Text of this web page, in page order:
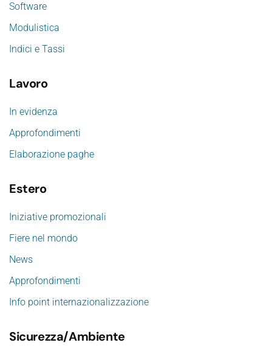
Software
Modulistica
Indici e Tassi
Lavoro
In evidenza
Approfondimenti
Elaborazione paghe
Estero
Iniziative promozionali
Fiere nel mondo
News
Approfondimenti
Info point internazionalizzazione
Sicurezza/Ambiente